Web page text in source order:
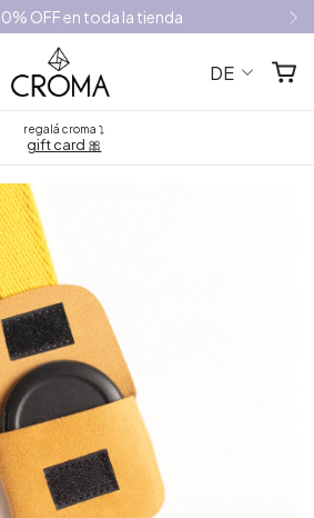
OFF en toda la tienda
DE
regalá croma ⤵
gift card 🎀